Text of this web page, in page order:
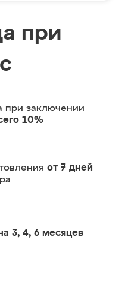
при
при заключении
10%
от 7 дней
3, 4, 6 месяцев